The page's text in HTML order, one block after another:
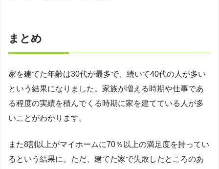
まとめ
家を建てた年齢は30代が最多で、続いて40代の人が多い
という結果になりました。家族が増える時期や仕事であ
る程度の実績を積んでくる時期に家を建てている人が多
いことがわかります。
また8割以上がマイホームに70％以上の満足度を持ってい
るという結果に。ただ、建てた家で失敗したところのあ